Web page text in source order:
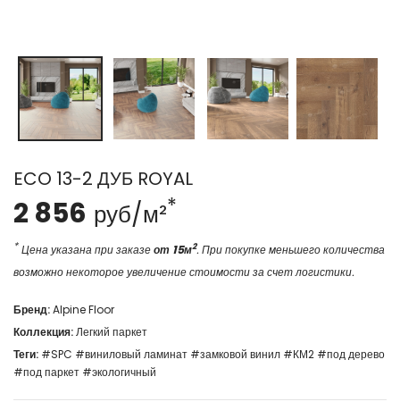
ECO 13-2 ДУБ ROYAL
2 856 руб/м²*
* Цена указана при заказеот 15м2. При покупке меньшего количества
возможно некоторое увеличение стоимости за счет логистики.
Бренд:Alpine Floor
Коллекция:Легкий паркет
Теги: #SPC #виниловый ламинат #замковой винил #КМ2 #под дерево
#под паркет #экологичный